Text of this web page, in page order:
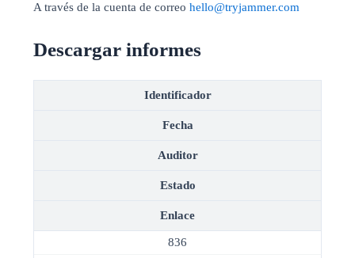
A través de la cuenta de correo hello@tryjammer.com
Descargar informes
Identificador
Fecha
Auditor
Estado
Enlace
836